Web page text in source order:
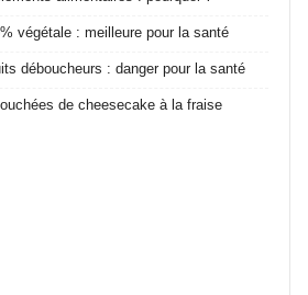
végétale : meilleure pour la santé
déboucheurs : danger pour la santé
de cheesecake à la fraise